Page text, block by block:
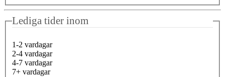
Lediga tider inom
1-2 vardagar
2-4 vardagar
4-7 vardagar
7+ vardagar